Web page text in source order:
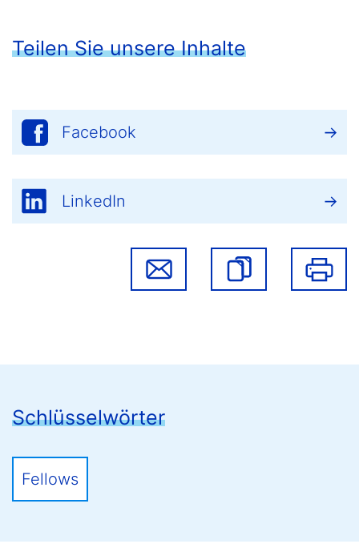
Teilen Sie unsere Inhalte
Facebook
LinkedIn
Schlüsselwörter
Fellows